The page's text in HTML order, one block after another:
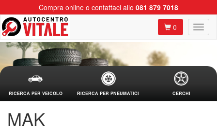
Compra online o contattaci allo 081 879 7018
0
RICERCA PER VEICOLO RICERCA PER PNEUMATICI CERCHI
MAK